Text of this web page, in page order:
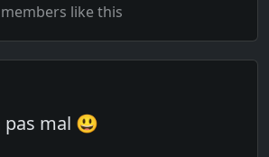
like this
pas mal 😃